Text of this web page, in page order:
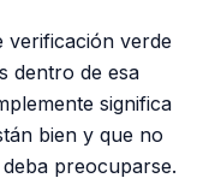
verificación verde
dentro de esa
significa
bien y que no
preocuparse.